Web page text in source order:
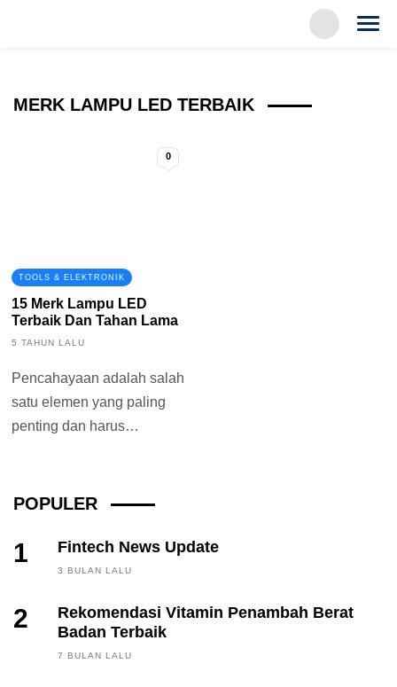
MERK LAMPU LED TERBAIK
0
TOOLS & ELEKTRONIK
15 Merk Lampu LED
Terbaik Dan Tahan Lama
5 TAHUN LALU
Pencahayaan adalah salah
satu elemen yang paling
penting dan harus
membuat semua...
POPULER
1 Fintech News Update
3 BULAN LALU
2
Rekomendasi Vitamin Penambah Berat
Badan Terbaik
7 BULAN LALU